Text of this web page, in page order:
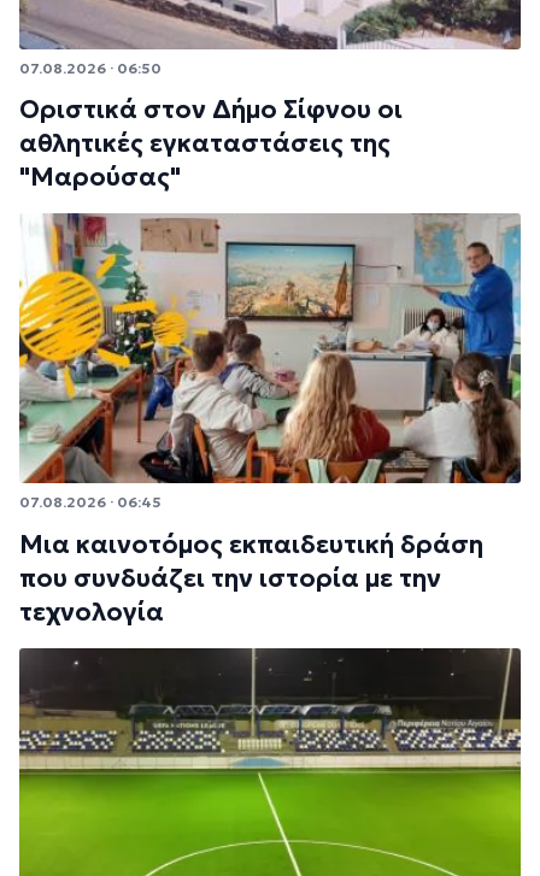
07.08.2026 · 06:50
Οριστικά στον Δήμο Σίφνου οι
αθλητικές εγκαταστάσεις της
"Μαρούσας"
07.08.2026 · 06:45
Μια καινοτόμος εκπαιδευτική δράση
που συνδυάζει την ιστορία με την
τεχνολογία